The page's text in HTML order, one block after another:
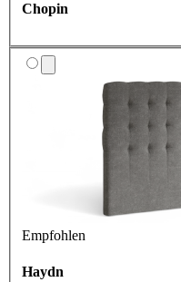
Chopin
Empfohlen
Haydn